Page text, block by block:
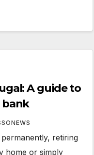
A guide to
retiring
home or simply